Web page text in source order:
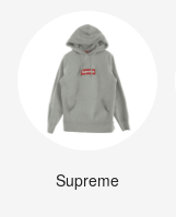
Supreme